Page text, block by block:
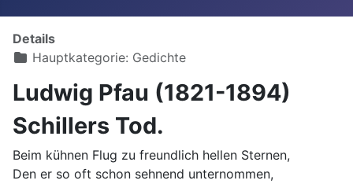
Details
Hauptkategorie: Gedichte
Ludwig Pfau (1821-1894)
Schillers Tod.
Beim kühnen Flug zu freundlich hellen Sternen,
Den er so oft schon sehnend unternommen,